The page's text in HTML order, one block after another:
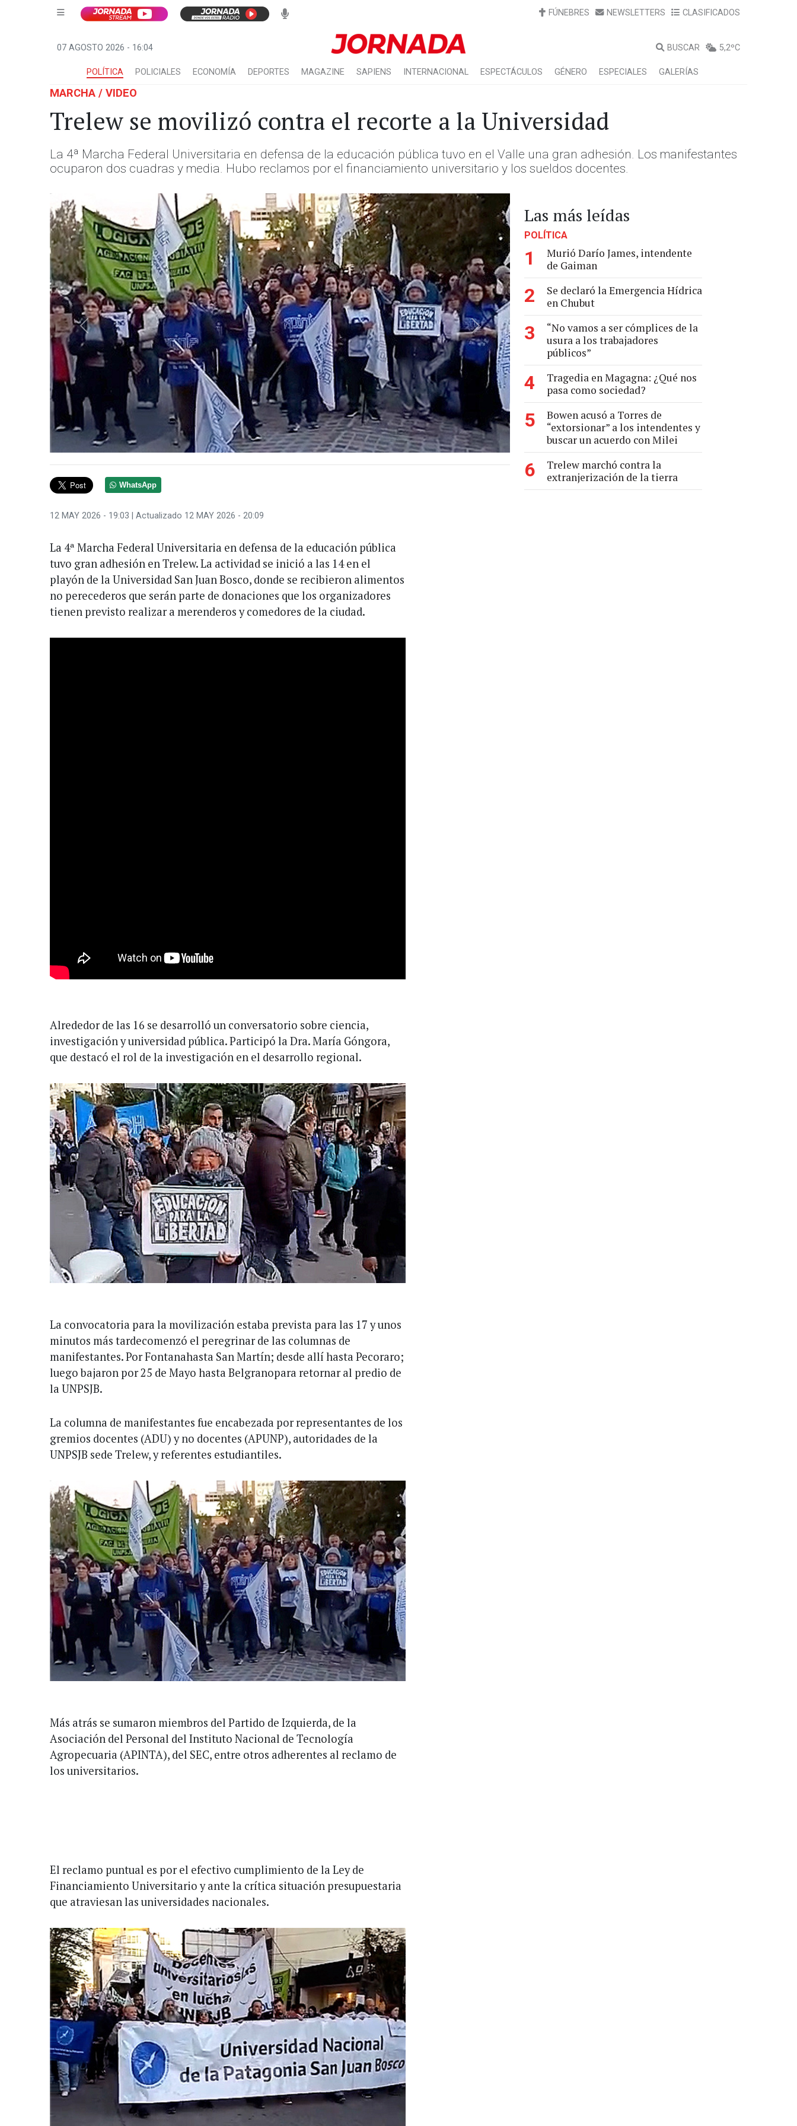
FÚNEBRES NEWSLETTERS CLASIFICADOS
07 AGOSTO 2026 - 16:04 BUSCAR 5,2ºC
POLÍTICA POLICIALES ECONOMÍA DEPORTES MAGAZINE SAPIENS INTERNACIONAL ESPECTÁCULOS GÉNERO ESPECIALES GALERÍAS
MARCHA / VIDEO
Trelew se movilizó contra el recorte a la Universidad
La 4ª Marcha Federal Universitaria en defensa de la educación pública tuvo en el Valle una gran adhesión. Los manifestantes
ocuparon dos cuadras y media. Hubo reclamos por el financiamiento universitario y los sueldos docentes.
Anterior Siguiente
WhatsApp
12 MAY 2026 - 19:03 | Actualizado 12 MAY 2026 - 20:09
La 4ª Marcha Federal Universitaria en defensa de la educación pública
tuvo gran adhesión en Trelew. La actividad se inició a las 14 en el
playón de la Universidad San Juan Bosco, donde se recibieron alimentos
no perecederos que serán parte de donaciones que los organizadores
tienen previsto realizar a merenderos y comedores de la ciudad.
Alrededor de las 16 se desarrolló un conversatorio sobre ciencia,
investigación y universidad pública. Participó la Dra. María Góngora,
que destacó el rol de la investigación en el desarrollo regional.
La convocatoria para la movilización estaba prevista para las 17 y unos
minutos más tardecomenzó el peregrinar de las columnas de
manifestantes. Por Fontanahasta San Martín; desde allí hasta Pecoraro;
luego bajaron por 25 de Mayo hasta Belgranopara retornar al predio de
la UNPSJB.
La columna de manifestantes fue encabezada por representantes de los
gremios docentes (ADU) y no docentes (APUNP), autoridades de la
UNPSJB sede Trelew, y referentes estudiantiles.
Más atrás se sumaron miembros del Partido de Izquierda, de la
Asociación del Personal del Instituto Nacional de Tecnología
Agropecuaria (APINTA), del SEC, entre otros adherentes al reclamo de
los universitarios.
El reclamo puntual es por el efectivo cumplimiento de la Ley de
Financiamiento Universitario y ante la crítica situación presupuestaria
que atraviesan las universidades nacionales.
Las más leídas
POLÍTICA
1
Murió Darío James, intendente
de Gaiman
2
Se declaró la Emergencia Hídrica
en Chubut
3
“No vamos a ser cómplices de la
usura a los trabajadores
públicos”
4
Tragedia en Magagna: ¿Qué nos
pasa como sociedad?
5
Bowen acusó a Torres de
“extorsionar” a los intendentes y
buscar un acuerdo con Milei
6
Trelew marchó contra la
extranjerización de la tierra